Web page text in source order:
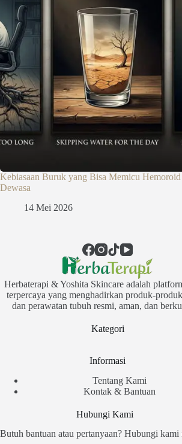
Kebiasaan Buruk yang Bisa Memicu Hemoroid
Dewasa
14 Mei 2026
Herbaterapi & Yoshita Skincare adalah
terpercaya yang menghadirkan produk-
dan perawatan tubuh resmi, aman, dan
Kategori
Informasi
Tentang Kami
Kontak & Bantuan
Hubungi Kami
Butuh bantuan atau pertanyaan? Hubungi kami